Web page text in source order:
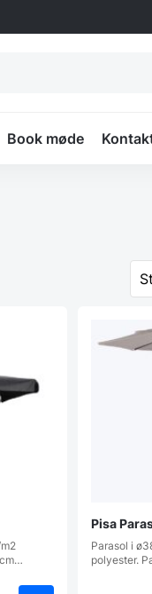
Book møde
Pisa
Parasol i
polyester.